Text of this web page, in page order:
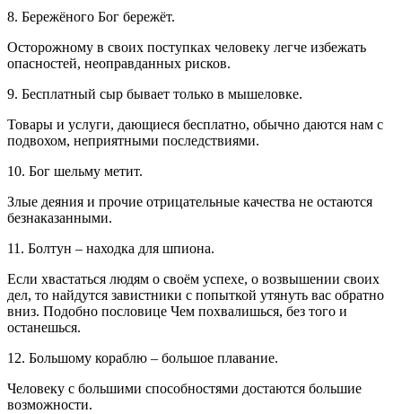
8. Бережёного Бог бережёт.
Осторожному в своих поступках человеку легче избежать
опасностей, неоправданных рисков.
9. Бесплатный сыр бывает только в мышеловке.
Товары и услуги, дающиеся бесплатно, обычно даются нам с
подвохом, неприятными последствиями.
10. Бог шельму метит.
Злые деяния и прочие отрицательные качества не остаются
безнаказанными.
11. Болтун – находка для шпиона.
Если хвастаться людям о своём успехе, о возвышении своих
дел, то найдутся завистники с попыткой утянуть вас обратно
вниз. Подобно пословице Чем похвалишься, без того и
останешься.
12. Большому кораблю – большое плавание.
Человеку с большими способностями достаются большие
возможности.